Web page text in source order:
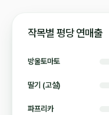
작목별 평당 연매출
방울토마토
딸기 (고설)
파프리카